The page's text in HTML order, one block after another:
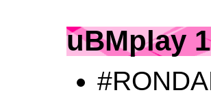
uBMplay